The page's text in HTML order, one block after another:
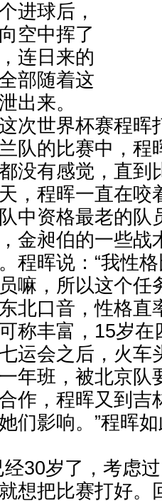
进球后，
空中挥了
连日来的
部随着这
出来。
世界杯赛程晖
队的比赛中，程
没有感觉，直到
，程晖一直在咬
资格最老的队
金昶伯的一些战
程晖说：“我性
嘛，所以这个任
口音，性格直
称丰富，15岁
运会之后，火车
年班，被北京队
作，程晖又到吉
们影响。”程晖
岁了，考虑过
想把比赛打好。